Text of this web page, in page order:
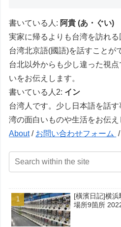
書いている人: 阿貴 (あ・ぐい)
実家に帰るよりも台湾を訪れ
台湾北京語(國語)を話すことが
台北以外からも少し違った視
いをお伝えします。
書いている人2: イン
台湾人です。少し日本語を話
湾の面白いものや生活をお伝え
About/ お問い合わせフォーム /
[橫濱日記]横
場所9箇所